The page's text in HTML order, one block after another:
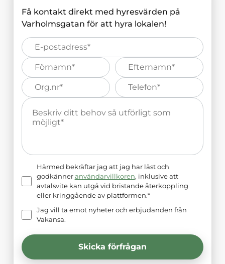
Få kontakt direkt med hyresvärden på
Varholmsgatan för att hyra lokalen!
E-
post*
Förnamn*
Efternamn*
Organisations
nummer*
Telefonnummer*
Meddelande*
Härmed bekräftar jag att jag har läst och
godkänner användarvillkoren, inklusive att
avtalsvite kan utgå vid bristande återkoppling
eller kringgående av plattformen.*
Jag vill ta emot nyheter och erbjudanden från
Vakansa.
Skicka förfrågan